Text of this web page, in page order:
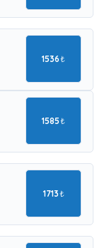
1536₺
1585₺
1713₺